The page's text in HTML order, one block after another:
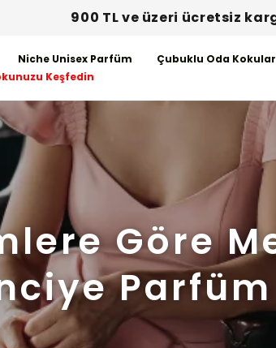
900 TL ve üzeri ücretsiz
Niche Unisex Parfüm Çubuklu Oda Kokular
Keşfedin
Göre